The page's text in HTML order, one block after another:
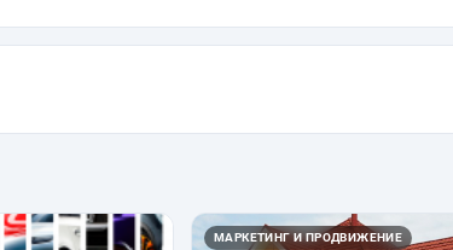
МАРКЕТИНГ И ПРОДВИЖЕНИЕ